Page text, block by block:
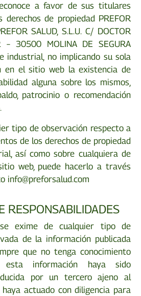
a favor de sus titulares
derechos de propiedad PREFOR
SALUD, S.L.U. C/ DOCTOR
– 30500 MOLINA DE SEGURA
industrial, no implicando su sola
en el sitio web la existencia de
alguna sobre los mismos,
patrocinio o recomendación
tipo de observación respecto a
de los derechos de propiedad
así como sobre cualquiera de
web, puede hacerlo a través
info@preforsalud.com
RESPONSABILIDADES
se exime de cualquier tipo de
de la información publicada
que no tenga conocimiento
información haya sido
por un tercero ajeno al
actuado con diligencia para